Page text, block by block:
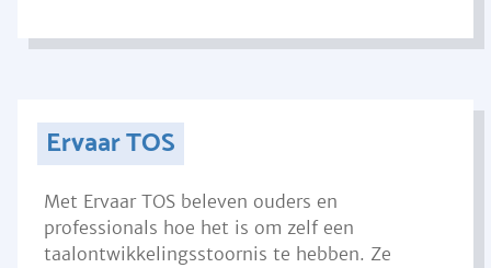
Ervaar TOS
Met Ervaar TOS beleven ouders en
professionals hoe het is om zelf een
taalontwikkelingsstoornis te hebben. Ze